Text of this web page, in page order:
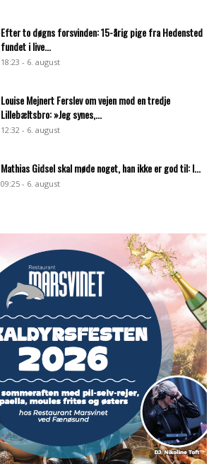
Efter to døgns forsvinden: 15-årig pige fra Hedensted
fundet i live...
18:23 - 6. august
Louise Mejnert Ferslev om vejen mod en tredje
Lillebæltsbro: »Jeg synes,...
12:32 - 6. august
Mathias Gidsel skal møde noget, han ikke er god til: I...
09:25 - 6. august